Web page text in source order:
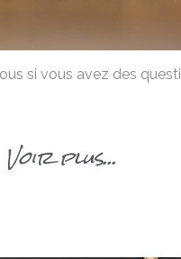
si vous avez des
Voir plus...